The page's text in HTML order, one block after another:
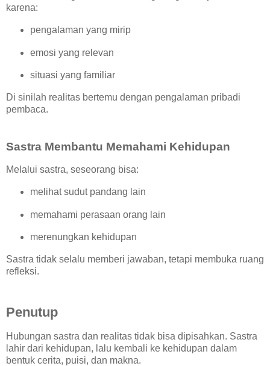
karena:
pengalaman yang mirip
emosi yang relevan
situasi yang familiar
Di sinilah realitas bertemu dengan pengalaman pribadi
pembaca.
Sastra Membantu Memahami Kehidupan
Melalui sastra, seseorang bisa:
melihat sudut pandang lain
memahami perasaan orang lain
merenungkan kehidupan
Sastra tidak selalu memberi jawaban, tetapi membuka ruang
refleksi.
Penutup
Hubungan sastra dan realitas tidak bisa dipisahkan. Sastra
lahir dari kehidupan, lalu kembali ke kehidupan dalam
bentuk cerita, puisi, dan makna.